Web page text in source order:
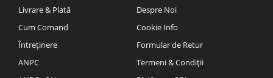
Livrare & Plată
Cum Comand
Întreținere
ANPC
Despre Noi
Cookie Info
Formular de Retur
Termeni & Condiții